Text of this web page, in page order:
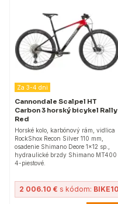
Za 3-4 dni
Cannondale Scalpel HT
Carbon 3 horský bicykel Rally
Red
Horské kolo, karbónový rám, vidlica
RockShox Recon Silver 110 mm,
osadenie Shimano Deore 1x12 sp.,
hydraulické brzdy Shimano MT400
4-piestové.
2 006.10 € s kódom: BIKE10